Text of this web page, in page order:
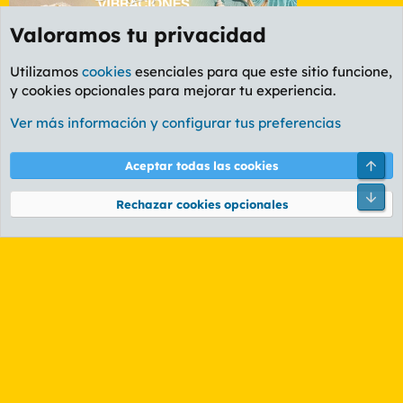
Foro Ocio y Cultura
Cookies
PL OLDSTYLE AMARILLO
Términos y reglas Política de privacidad Ayuda
Community platform by XenForo® © 2010-2026 XenForo Ltd.
Valoramos tu privacidad
Utilizamos cookies esenciales para que este sitio funcione,
y cookies opcionales para mejorar tu experiencia.
Ver más información y configurar tus preferencias
Aceptar todas las cookies
Rechazar cookies opcionales
Pie